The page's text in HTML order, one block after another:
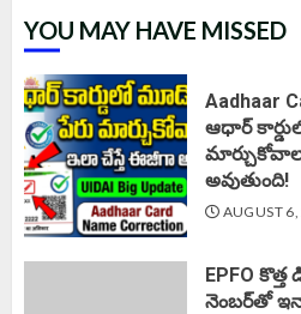
YOU MAY HAVE MISSED
Aadhaar
ఆధార్
అవుతుంది!
AUGUST
EPFO
నెంబర్‌తో